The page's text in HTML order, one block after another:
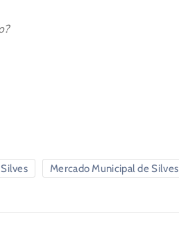
Mercado Municipal de Silves